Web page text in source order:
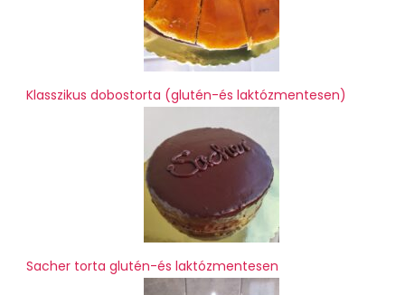
Klasszikus dobostorta (glutén-és laktózmentesen)
Sacher torta glutén-és laktózmentesen